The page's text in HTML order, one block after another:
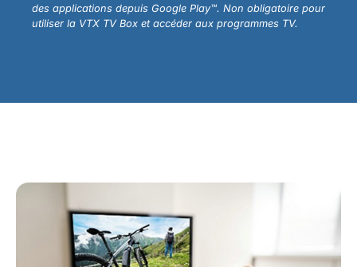
des applications depuis Google Play™. Non obligatoire pour
utiliser la VTX TV Box et accéder aux programmes TV.